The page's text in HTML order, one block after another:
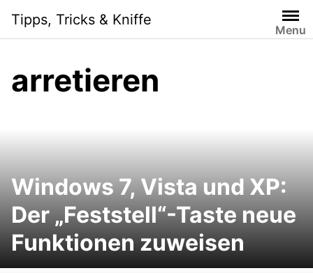
content
Tipps, Tricks & Kniffe
Menu
arretieren
Windows 7, Vista und XP:
Der „Feststell“-Taste neue
Funktionen zuweisen